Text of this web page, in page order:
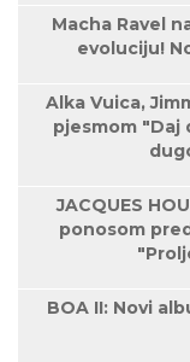
Macha Ravel
evoluciju!
Alka Vuica,
pjesmom "Daj
JACQUES
ponosom
BOA II: Novi